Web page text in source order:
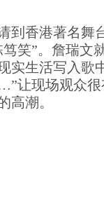
香港著名舞
笑”。詹瑞文
实生活写入歌
让现场观众很
高潮。